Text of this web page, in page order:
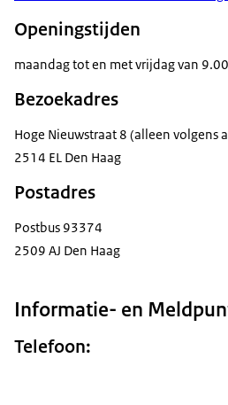
Openingstijden
maandag tot en met vrijdag van
Bezoekadres
Hoge Nieuwstraat 8 (alleen volgens
2514 EL Den Haag
Postadres
Postbus 93374
2509 AJ Den Haag
Informatie- en
Telefoon: